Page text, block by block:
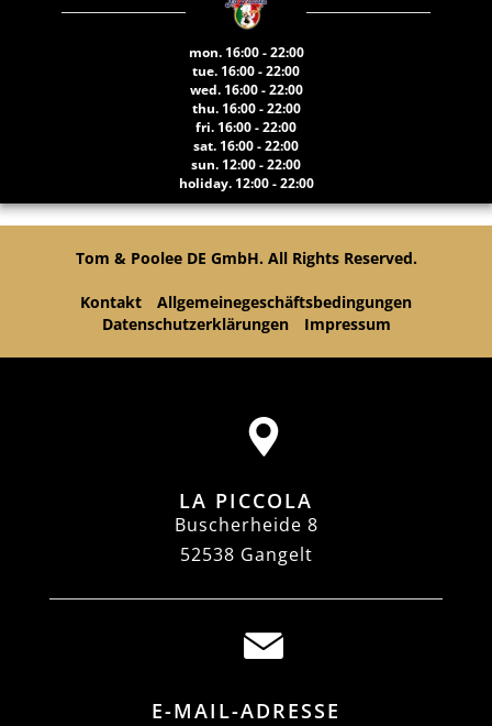
mon. 16:00 - 22:00
tue. 16:00 - 22:00
wed. 16:00 - 22:00
thu. 16:00 - 22:00
fri. 16:00 - 22:00
sat. 16:00 - 22:00
sun. 12:00 - 22:00
holiday. 12:00 - 22:00
Tom & Poolee DE GmbH. All Rights Reserved.
Kontakt
Allgemeinegeschäftsbedingungen
Datenschutzerklärungen
Impressum
LA PICCOLA
Buscherheide 8
52538 Gangelt
E-MAIL-ADRESSE